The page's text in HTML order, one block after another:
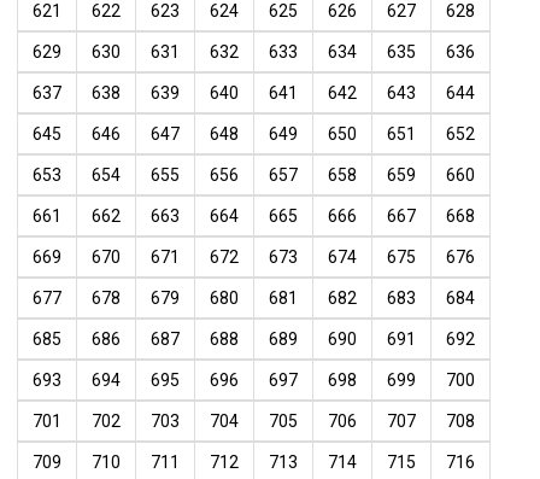
621 622 623 624 625 626 627 628
629 630 631 632 633 634 635 636
637 638 639 640 641 642 643 644
645 646 647 648 649 650 651 652
653 654 655 656 657 658 659 660
661 662 663 664 665 666 667 668
669 670 671 672 673 674 675 676
677 678 679 680 681 682 683 684
685 686 687 688 689 690 691 692
693 694 695 696 697 698 699 700
701 702 703 704 705 706 707 708
709 710 711 712 713 714 715 716